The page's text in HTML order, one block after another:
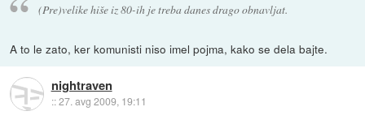
(Pre)velike hiše iz 80-ih je treba danes drago obnavljat.
A to le zato, ker komunisti niso imel pojma, kako se dela bajte.
nightraven
::27. avg 2009, 19:11